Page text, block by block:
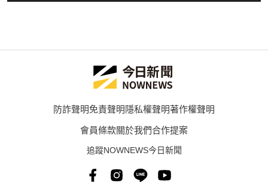
防詐聲明免責聲明隱私權聲明著作權聲明
會員條款關於我們合作提案
追蹤NOWNEWS今日新聞